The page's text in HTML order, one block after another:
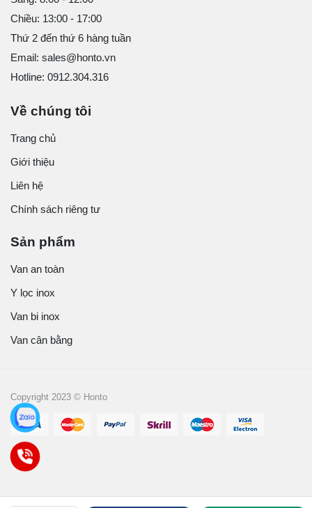
Chiều: 13:00 - 17:00
Thứ 2 đến thứ 6 hàng tuần
Email: sales@honto.vn
Hotline: 0912.304.316
Về chúng tôi
Trang chủ
Giới thiệu
Liên hệ
Chính sách riêng tư
Sản phẩm
Van an toàn
Y lọc inox
Van bi inox
Van cân bằng
Copyright 2023 © Honto